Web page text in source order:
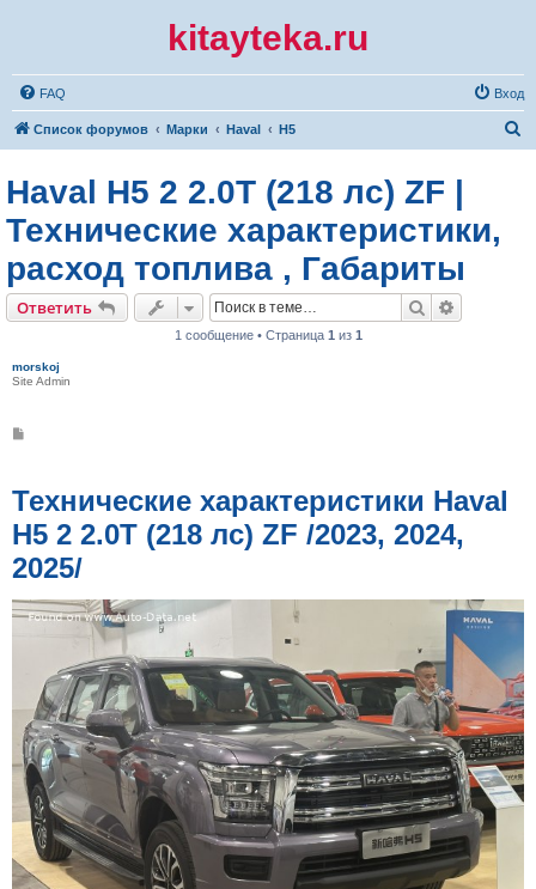
kitayteka.ru
FAQ Вход
Список форумов Марки Haval H5
Haval H5 2 2.0T (218 лс) ZF |
Технические характеристики,
расход топлива , Габариты
Ответить Поиск
1 сообщение • Страница 1 из 1
morskoj
Site Admin
щ
е
и
е
Технические характеристики Haval
H5 2 2.0T (218 лс) ZF /2023, 2024,
2025/